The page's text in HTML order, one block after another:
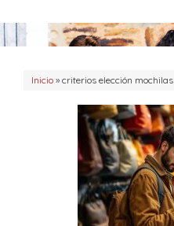
Inicio » criterios elección mochilas